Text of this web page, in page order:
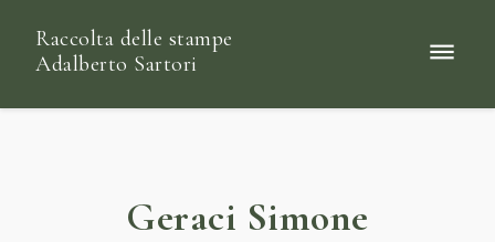
Raccolta delle stampe
Adalberto Sartori
Geraci Simone